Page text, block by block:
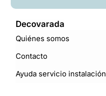
Decovarada
Quiénes somos
Contacto
Ayuda servicio instalación